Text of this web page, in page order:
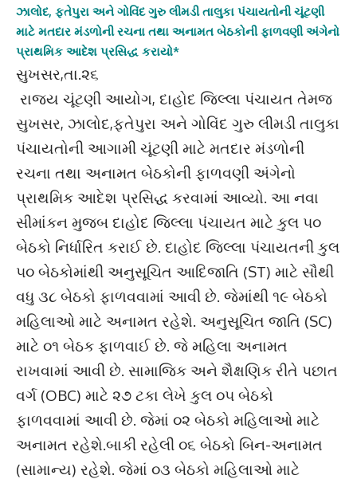
ઝાલોદ, ફતેપુરા અને ગોવિંદ ગુરુ લીમડી તાલુકા પંચાયતોની ચૂંટણી
માટે મતદાર મંડળોની રચના તથા અનામત બેઠકોની ફાળવણી અંગેનો
પ્રાથમિક આદેશ પ્રસિદ્ધ કરાયો*
સુખસર,તા.૨૬
રાજ્ય ચૂંટણી આયોગ, દાહોદ જિલ્લા પંચાયત તેમજ
સુખસર, ઝાલોદ,ફતેપુરા અને ગોવિંદ ગુરુ લીમડી તાલુકા
પંચાયતોની આગામી ચૂંટણી માટે મતદાર મંડળોની
રચના તથા અનામત બેઠકોની ફાળવણી અંગેનો
પ્રાથમિક આદેશ પ્રસિદ્ધ કરવામાં આવ્યો. આ નવા
સીમાંકન મુજબ દાહોદ જિલ્લા પંચાયત માટે કુલ ૫૦
બેઠકો નિર્ધારિત કરાઈ છે. દાહોદ જિલ્લા પંચાયતની કુલ
૫૦ બેઠકોમાંથી અનુસૂચિત આદિજાતિ (ST) માટે સૌથી
વધુ ૩૮ બેઠકો ફાળવવામાં આવી છે. જેમાંથી ૧૯ બેઠકો
મહિલાઓ માટે અનામત રહેશે. અનુસૂચિત જાતિ (SC)
માટે ૦૧ બેઠક ફાળવાઈ છે. જે મહિલા અનામત
રાખવામાં આવી છે. સામાજિક અને શૈક્ષણિક રીતે પછાત
વર્ગ (OBC) માટે ૨૭ ટકા લેખે કુલ ૦૫ બેઠકો
ફાળવવામાં આવી છે. જેમાં ૦૨ બેઠકો મહિલાઓ માટે
અનામત રહેશે.બાકી રહેલી ૦૬ બેઠકો બિન-અનામત
(સામાન્ય) રહેશે. જેમાં ૦૩ બેઠકો મહિલાઓ માટે